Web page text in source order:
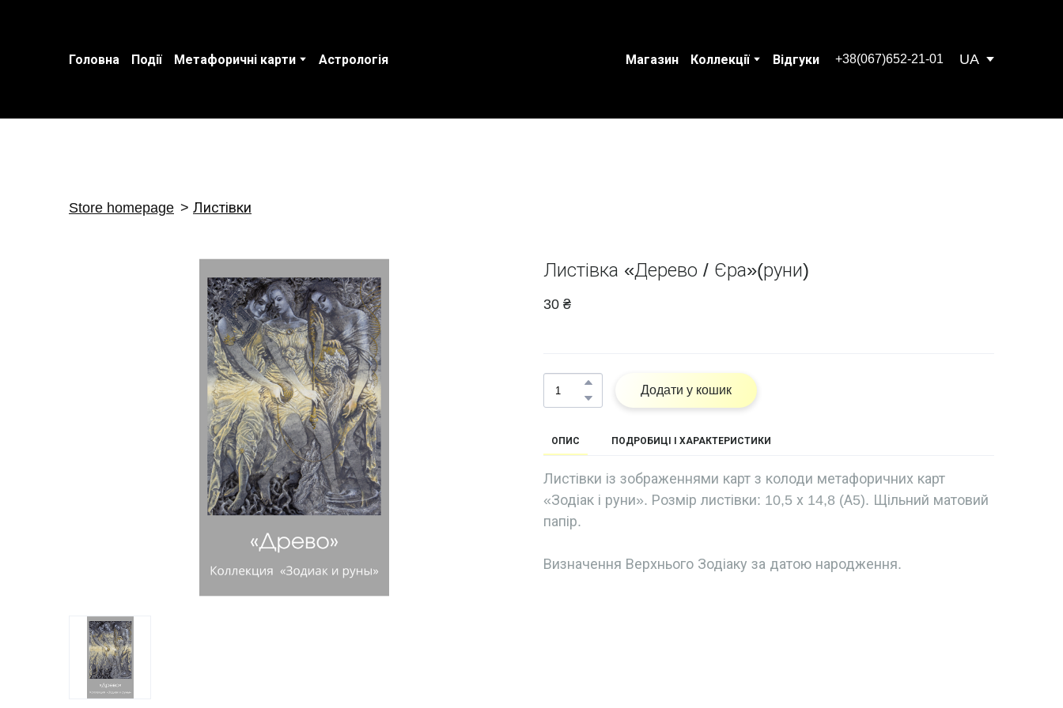
Головна Події Метафоричні карти Астрологія Магазин Коллекції Відгуки +38(067)652-21-01 UA
Store homepage Листівки
Листівка «Дерево / Єра»(руни)
30 ₴
Додати у кошик
ОПИС ПОДРОБИЦІ І ХАРАКТЕРИСТИКИ
Листівки із зображеннями карт з колоди метафоричних карт
«Зодіак і руни». Розмір листівки: 10,5 х 14,8 (А5). Щільний матовий
папір.
Визначення Верхнього Зодіаку за датою народження.